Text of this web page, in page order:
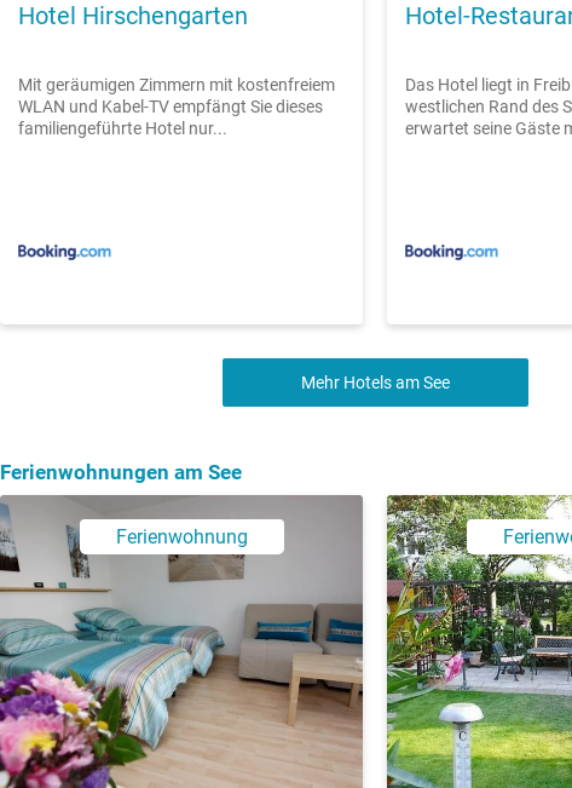
Hotel Hirschengarten
Mit geräumigen Zimmern mit kostenfreiem
WLAN und Kabel-TV empfängt Sie dieses
familiengeführte Hotel nur...
Hotel-
Das Hotel liegt in
westlichen Rand des
erwartet seine Gäste
Mehr Hotels am See
Ferienwohnungen am See
Ferienwohnung